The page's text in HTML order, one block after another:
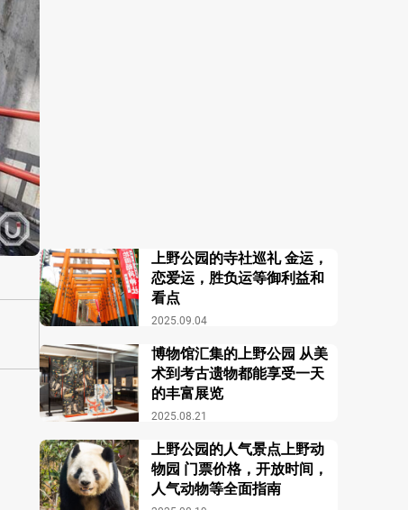
2025.09.04
上野公园的寺社巡礼 金运，
恋爱运，胜负运等御利益和
看点
2025.08.21
博物馆汇集的上野公园 从美
术到考古遗物都能享受一天
的丰富展览
上野公园的人气景点上野动
物园 门票价格，开放时间，
人气动物等全面指南